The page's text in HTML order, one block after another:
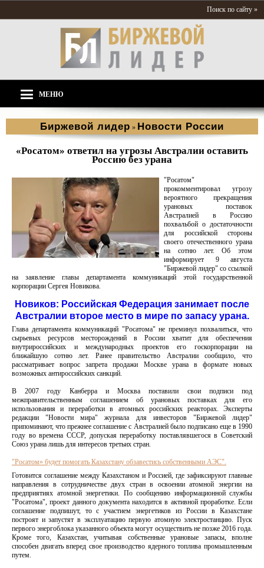
Поиск по сайту »
МЕНЮ
Биржевой лидер » Новости России
«Росатом» ответил на угрозы Австралии оставить
Россию без урана
"Росатом"
прокомментировал угрозу
вероятного прекращения
урановых поставок
Австралией в Россию
похвальбой о достаточности
для российской стороны
своего отечественного урана
на сотню лет. Об этом
информирует 9 августа
"Биржевой лидер" со ссылкой
на заявление главы департамента коммуникаций этой государственной
корпорации Сергея Новикова.
Новиков: Российская Федерация занимает после
Австралии второе место в мире по запасу урана.
Глава департамента коммуникаций "Росатома" не преминул похвалиться, что
сырьевых ресурсов месторождений в России хватит для обеспечения
внутрироссийских и международных проектов его госкорпорации на
ближайшую сотню лет. Ранее правительство Австралии сообщило, что
рассматривает вопрос запрета продажи Москве урана в формате новых
возможных антироссийских санкций.
В 2007 году Канберра и Москва поставили свои подписи под
межправительственным соглашением об урановых поставках для его
использования и переработки в атомных российских реакторах. Эксперты
редакции "Новости мира" журнала для инвесторов "Биржевой лидер"
припоминают, что прежнее соглашение с Австралией было подписано еще в 1990
году во времена СССР, допуская переработку поставлявшегося в Советский
Союз урана лишь для интересов третьих стран.
"Росатом» будет помогать Казахстану обзавестись собственными АЭС".
Готовится соглашение между Казахстаном и Россией, где зафиксируют главные
направления в сотрудничестве двух стран в освоении атомной энергии на
предприятиях атомной энергетики. По сообщению информационной службы
"Росатома", проект данного документа находится в активной проработке. Если
соглашение подпишут, то с участием энергетиков из России в Казахстане
построят и запустят в эксплуатацию первую атомную электростанцию. Пуск
первого энергоблока указанного объекта могут осуществить не позже 2016 года.
Кроме того, Казахстан, учитывая собственные урановые запасы, вполне
способен двигать вперед свое производство ядерного топлива промышленным
путем.